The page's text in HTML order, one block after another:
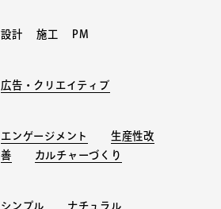
設計 施工 PM
広告・クリエイティブ
エンゲージメント
生産性改
善
カルチャーづくり
シンプル ナチュラル